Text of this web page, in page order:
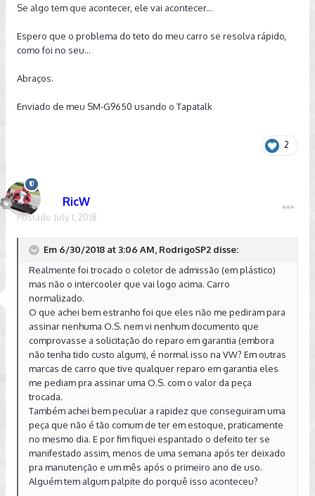
Se algo tem que acontecer, ele vai acontecer...
Espero que o problema do teto do meu carro se resolva rápido,
como foi no seu...
Abraços.
Enviado de meu SM-G9650 usando o Tapatalk
2
RicW
Postado July 1, 2018
Em 6/30/2018 at 3:06 AM, RodrigoSP2 disse:
Realmente foi trocado o coletor de admissão (em plástico)
mas não o intercooler que vai logo acima. Carro
normalizado.
O que achei bem estranho foi que eles não me pediram para
assinar nenhuma O.S. nem vi nenhum documento que
comprovasse a solicitação do reparo em garantia (embora
não tenha tido custo algum), é normal isso na VW? Em outras
marcas de carro que tive qualquer reparo em garantia eles
me pediam pra assinar uma O.S. com o valor da peça
trocada.
Também achei bem peculiar a rapidez que conseguiram uma
peça que não é tão comum de ter em estoque, praticamente
no mesmo dia. E por fim fiquei espantado o defeito ter se
manifestado assim, menos de uma semana após ter deixado
pra manutenção e um mês após o primeiro ano de uso.
Alguém tem algum palpite do porquê isso aconteceu?